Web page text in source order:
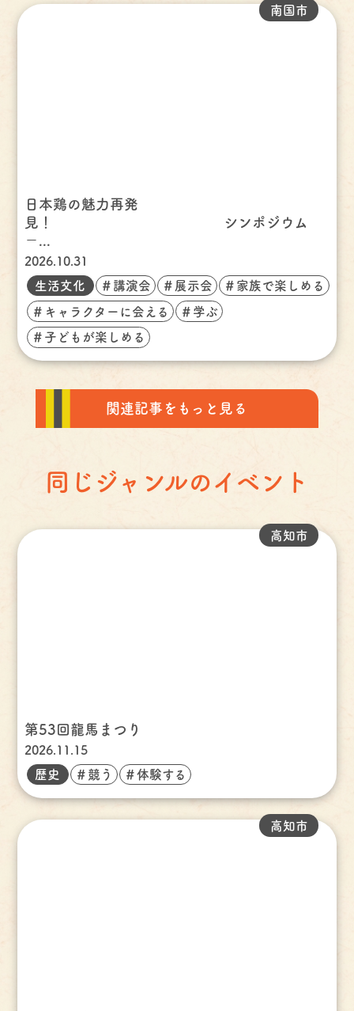
日本鶏の魅力再発
見！ シンポジウム
－...
2026.10.31
南国市
生活文化 ＃講演会 ＃展示会 ＃家族で楽しめる
＃キャラクターに会える ＃学ぶ
＃子どもが楽しめる
関連記事をもっと見る
同じジャンルのイベント
第53回龍馬まつり
2026.11.15
高知市
歴史 ＃競う ＃体験する
高知市